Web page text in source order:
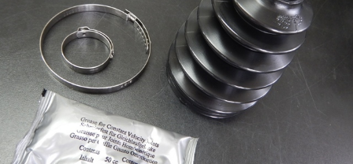
オプション品（17）
TPMS（4）
その他（9）
安定化電源ユニット（8）
バッテリーテスター（4）
古い車両用診断テスター（10）
バイク用診断テスター（7）
ドイツ車（211）
イタリア/フランス車（27）
イギリス車（23）
アメリカ車（15）
その他（8）
スウェーデン車（45）
日本車（40）
ロシア（8）
ブレーキキャリパーリペアキット（368）
イモビライザーOFF（1）
その他（6）